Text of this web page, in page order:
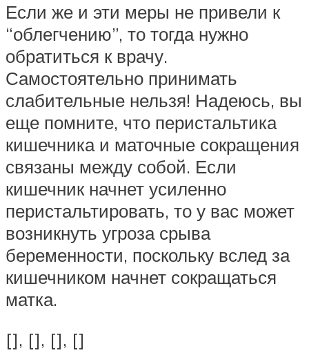
Если же и эти меры не привели к
“облегчению”, то тогда нужно
обратиться к врачу.
Самостоятельно принимать
слабительные нельзя! Надеюсь, вы
еще помните, что перистальтика
кишечника и маточные сокращения
связаны между собой. Если
кишечник начнет усиленно
перистальтировать, то у вас может
возникнуть угроза срыва
беременности, поскольку вслед за
кишечником начнет сокращаться
матка.
[], [], [], []